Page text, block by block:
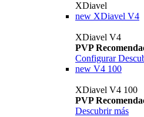
XDiavel
new XDiavel V4
XDiavel V4
PVP
Configurar
new V4 100
XDiavel V4 100
PVP
Descubrir más